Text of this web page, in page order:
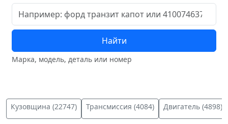
Найти
Марка, модель, деталь или номер
Кузовщина (22747) Трансмиссия (4084) Двигатель (4898)